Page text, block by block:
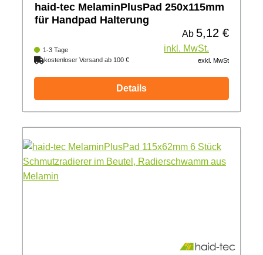
haid-tec MelaminPlusPad 250x115mm
für Handpad Halterung
1-3 Tage
kostenloser Versand ab 100 €
Regulärer Preis:
Ab 5,12 €
inkl. MwSt.
exkl. MwSt
Details